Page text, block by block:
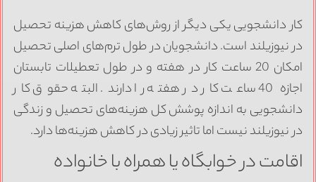
دانشجویی یکی دیگر از روش‌های کاهش هزینه تحصیل
نیوزیلند است. دانشجویان در طول ترم‌های اصلی تحصیل
امکان 20 ساعت کار در هفته و در طول تعطیلات تابستان
اجازه 40 ساعت کار در هفته را دارند. البته حقوق کار
به اندازه پوشش کل هزینه‌های تحصیل و زندگی
نیوزیلند نیست اما تاثیر زیادی در کاهش هزینه‌ها دارد.
در خوابگاه یا همراه با خانواده